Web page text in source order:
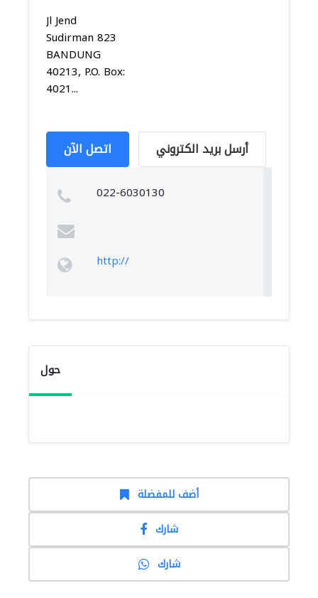
Jl Jend
Sudirman 823
BANDUNG
40213, P.O. Box:
4021...
اتصل الآن أرسل بريد الكتروني
022-6030130
http://
حول
أضف للمفضلة
شارك
شارك